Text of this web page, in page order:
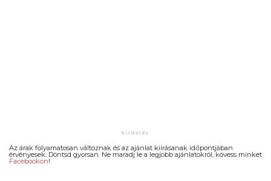
Az árak folyamatosan változnak és az ajánlat kiírásanak időpontjában
érvényesek. Döntsd gyorsan. Ne maradj le a legjobb ajánlatokról, kövess minket
Facebookon!